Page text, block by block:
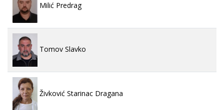
Milić Predrag
Tomov Slavko
Živković Starinac Dragana